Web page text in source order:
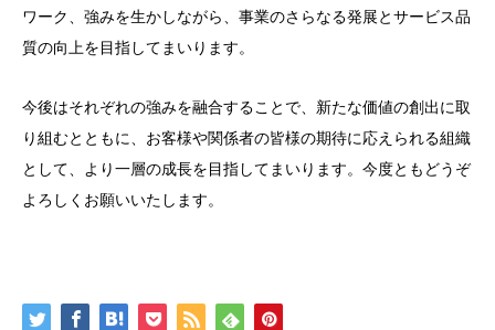
ワーク、強みを生かしながら、事業のさらなる発展とサービス品
質の向上を目指してまいります。
今後はそれぞれの強みを融合することで、新たな価値の創出に取
り組むとともに、お客様や関係者の皆様の期待に応えられる組織
として、より一層の成長を目指してまいります。今度ともどうぞ
よろしくお願いいたします。